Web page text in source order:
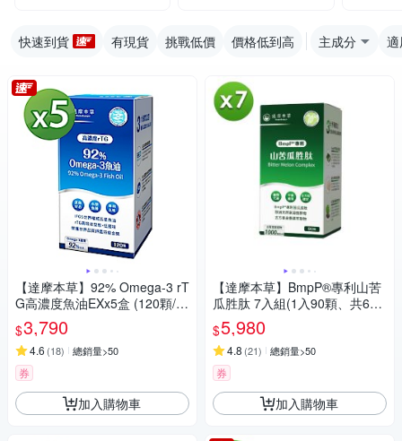
快速到貨 有現貨 挑戰低價 價格低到高 主成分
【達摩本草】92% Omega-3 rT
G高濃度魚油EXx5盒 (120顆/
盒)
$3,790
4.6 (18) 總銷量>50
券
加入購物車
【達摩本草】BmpP®專利山苦
瓜胜肽 7入組(1入90顆、共630
顆)
$5,980
4.8 (21) 總銷量>50
券
加入購物車